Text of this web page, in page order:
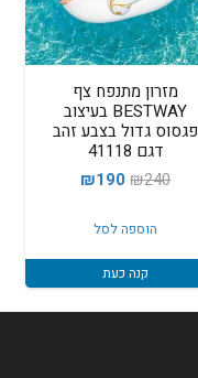
מזרון מתנפח צף
BESTWAY בעיצוב
פגסוס גדול בצבע זהב
דגם 41118
₪240
המחיר
היה:
₪240.
₪190
המחיר
₪190.
הוספה לסל
קנה כעת